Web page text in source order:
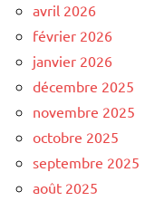
avril 2026
février 2026
janvier 2026
décembre 2025
novembre 2025
octobre 2025
septembre 2025
août 2025